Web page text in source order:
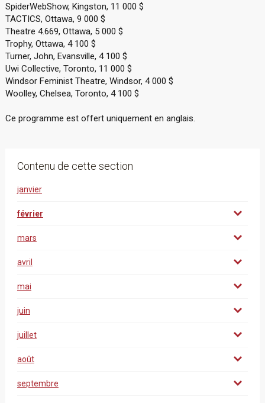
SpiderWebShow, Kingston, 11 000 $
TACTICS, Ottawa, 9 000 $
Theatre 4.669, Ottawa, 5 000 $
Trophy, Ottawa, 4 100 $
Turner, John, Evansville, 4 100 $
Uwi Collective, Toronto, 11 000 $
Windsor Feminist Theatre, Windsor, 4 000 $
Woolley, Chelsea, Toronto, 4 100 $
Ce programme est offert uniquement en anglais.
Contenu de cette section
janvier
février
mars
avril
mai
juin
juillet
août
septembre